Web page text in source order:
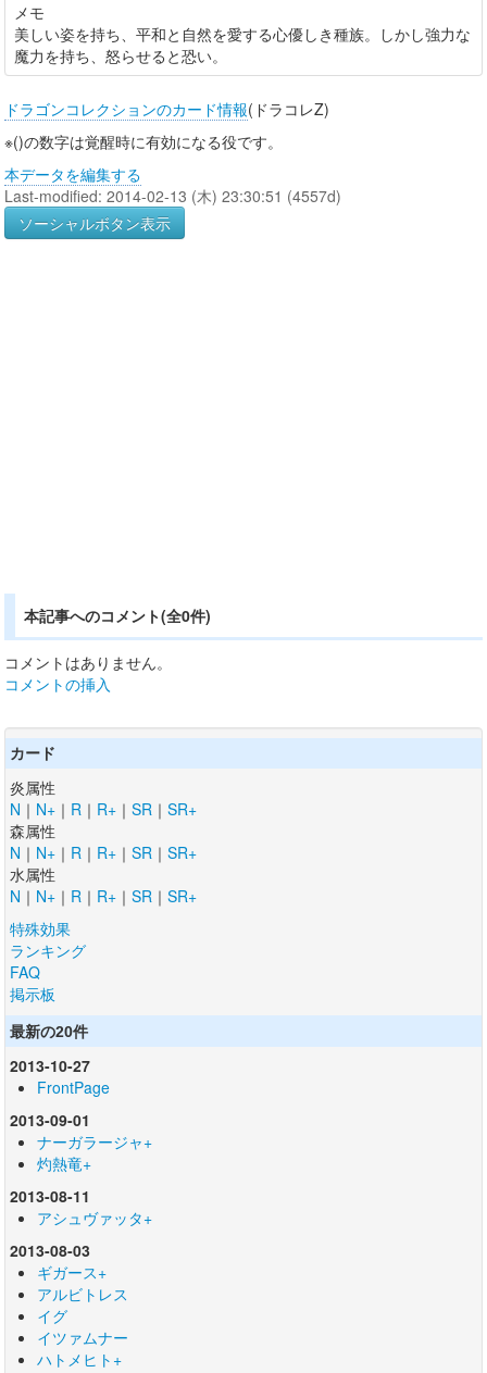
メモ
美しい姿を持ち、平和と自然を愛する心優しき種族。しかし強力な
魔力を持ち、怒らせると恐い。
ドラゴンコレクションのカード情報(ドラコレZ)
※()の数字は覚醒時に有効になる役です。
本データを編集する
Last-modified: 2014-02-13 (木) 23:30:51 (4557d)
ソーシャルボタン表示
本記事へのコメント(全0件)
コメントはありません。
コメントの挿入
カード
炎属性
N ｜ N+ ｜ R ｜ R+ ｜ SR ｜ SR+
森属性
N ｜ N+ ｜ R ｜ R+ ｜ SR ｜ SR+
水属性
N ｜ N+ ｜ R ｜ R+ ｜ SR ｜ SR+
特殊効果
ランキング
FAQ
掲示板
最新の20件
2013-10-27
FrontPage
2013-09-01
ナーガラージャ+
灼熱竜+
2013-08-11
アシュヴァッタ+
2013-08-03
ギガース+
アルビトレス
イグ
イツァムナー
ハトメヒト+